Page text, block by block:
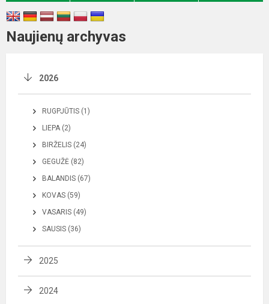
Naujienų archyvas
2026
RUGPJŪTIS (1)
LIEPA (2)
BIRŽELIS (24)
GEGUŽĖ (82)
BALANDIS (67)
KOVAS (59)
VASARIS (49)
SAUSIS (36)
2025
2024